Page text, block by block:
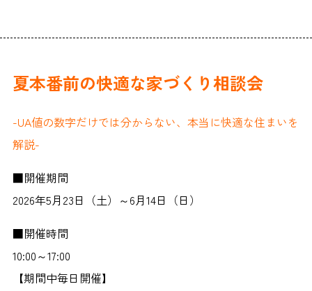
夏本番前の快適な家づくり相談会
-UA値の数字だけでは分からない、本当に快適な住まいを
解説-
■開催期間
2026年5月23日（土）～6月14日（日）
■開催時間
10:00～17:00
【期間中毎日開催】